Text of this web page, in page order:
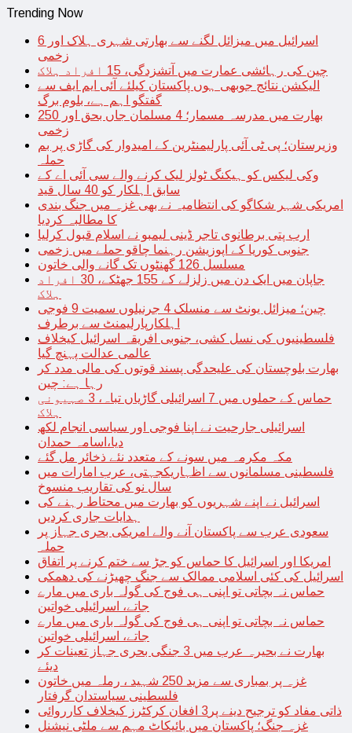
Trending Now
اسرائیل میں میزائل لگنے سے بھارتی شہری ہلاک اور 6
زخمی
چین کی رہائشی عمارت میں آتشزدگی، 15 افراد ہلاک
الیکشن نتائج جوبھی ہوں پاکستان کیلئے آئی ایم ایف سے
گفتگو اہم ہے، بلوم برگ
بھارت میں مدرسہ مسمار؛ 4 مسلمان جاں بحق اور 250
زخمی
وزیرستان؛ پی ٹی آئی پارلیمنٹرین کے امیدوار کی گاڑی پر بم
حملہ
وکی لیکس کو ہیکنگ ٹولز لیک کرنے والے سی آئی اے کے
سابق اہلکار کو 40 سال قید
امریکی شہر شکاگو کی انتظامیہ نے بھی غزہ میں جنگ بندی
کا مطالبہ کردیا
ارب پتی برطانوی تاجر ڈینی لیمبو نے اسلام قبول کرلیا
جنوبی کوریا کے اپوزیشن رہنما چاقو حملے میں زخمی
مسلسل 126 گھنٹوں تک گانے والی خاتون
جاپان میں ایک دن میں زلزلے کے 155 جھٹکے، 30 افراد
ہلاک
چین؛ میزائل یونٹ سے منسلک 4 جرنیلوں سمیت 9 فوجی
اہلکارپارلیمنٹ سے برطرف
فلسطینیوں کی نسل کشی، جنوبی افریقہ اسرائیل کیخلاف
عالمی عدالت پہنچ گیا
بھارت بلوچستان کی علیحدگی پسند قوتوں کی مالی مدد کر
رہا ہے: چین
حماس کے حملوں میں 7 اسرائیلی گاڑیاں تباہ، 3 صہیونی
ہلاک
اسرائیلی جارحیت نے اپنا فوجی اور سیاسی انجام لکھ
دیا،اسامہ حمدان
مکہ مکرمہ میں سونے کے متعدد نئے ذخائر مل گئے
فلسطینی مسلمانوں سے اظہاریکجہتی، عرب امارات میں
سال نو کی تقاریب منسوخ
اسرائیل نے اپنے شہریوں کو بھارت میں محتاط رہنے کی
ہدایات جاری کردیں
سعودی عرب سے پاکستان آنے والے امریکی بحری جہاز پر
حملہ
امریکا اور اسرائیل کا حماس کو جڑ سے ختم کرنے پر اتفاق
اسرائیل کی کئی اسلامی ممالک سے جنگ چھیڑنے کی دھمکی
حماس نہ بچاتی تو اپنی ہی فوج کی گولہ باری میں مارے
جاتے، اسرائیلی خواتین
حماس نہ بچاتی تو اپنی ہی فوج کی گولہ باری میں مارے
جاتے، اسرائیلی خواتین
بھارت نے بحیرہ عرب میں 3 جنگی بحری جہاز تعینات کر
دیئے
غزہ پر بمباری سے مزید 250 شہید ، رملہ میں خاتون
فلسطینی سیاستدان گرفتار
ذاتی مفاد کو ترجیح دینے پر3 افغان کرکٹرز کیخلاف کارروائی
غزہ جنگ؛ پاکستان میں بائیکاٹ مہم سے ملٹی نیشنل